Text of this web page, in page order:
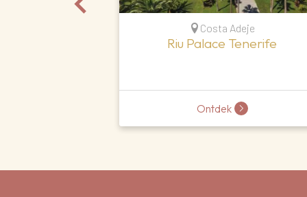
Costa Adeje
Riu Palace Tenerife
Ontdek